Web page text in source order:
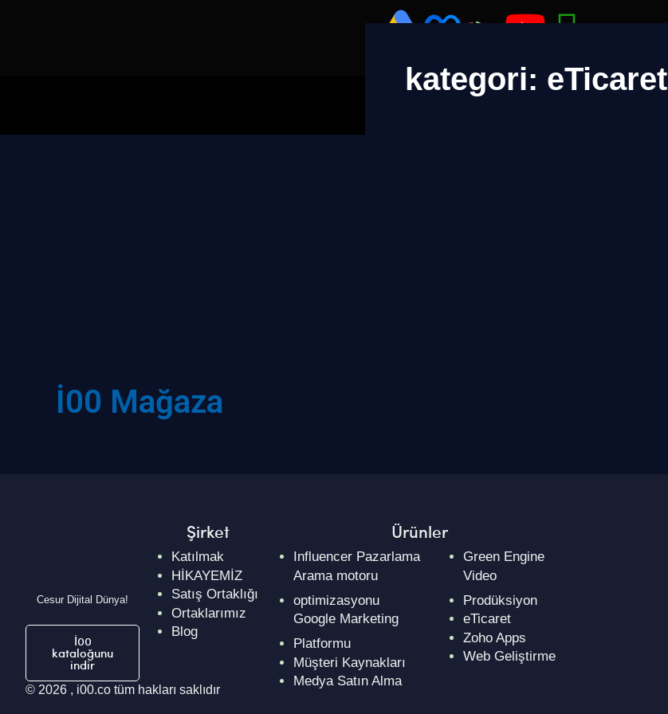
kategori: eTicaret
İ00 Mağaza
Cesur Dijital Dünya!
İ00
kataloğunu
indir
© 2026 , i00.co tüm hakları saklıdır
Şirket
Katılmak
HİKAYEMİZ
Satış Ortaklığı
Ortaklarımız
Blog
Ürünler
Influencer Pazarlama
Arama motoru
optimizasyonu
Google Marketing
Platformu
Müşteri Kaynakları
Medya Satın Alma
Green Engine
Video
Prodüksiyon
eTicaret
Zoho Apps
Web Geliştirme